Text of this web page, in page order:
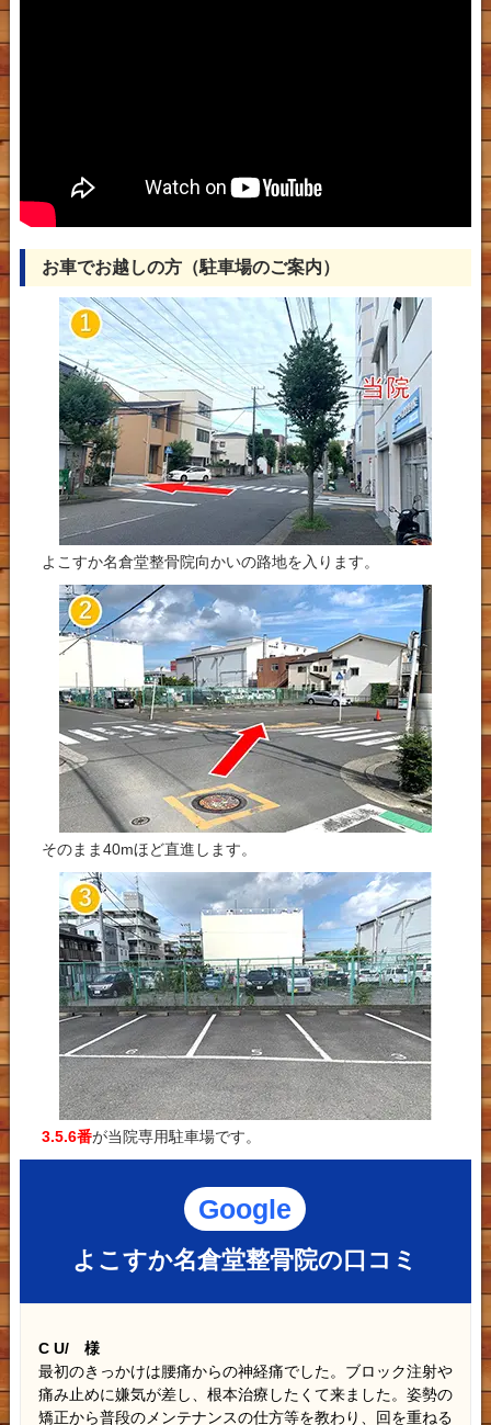
お車でお越しの方（駐車場のご案内）
よこすか名倉堂整骨院向かいの路地を入ります。
そのまま40mほど直進します。
3.5.6番が当院専用駐車場です。
Google
よこすか名倉堂整骨院の口コミ
C U/ 様
最初のきっかけは腰痛からの神経痛でした。ブロック注射や
痛み止めに嫌気が差し、根本治療したくて来ました。姿勢の
矯正から普段のメンテナンスの仕方等を教わり、回を重ねる